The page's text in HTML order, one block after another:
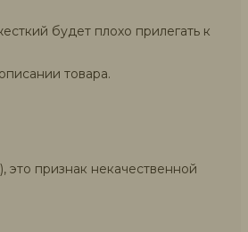
будет плохо прилегать к
товара.
это признак некачественной